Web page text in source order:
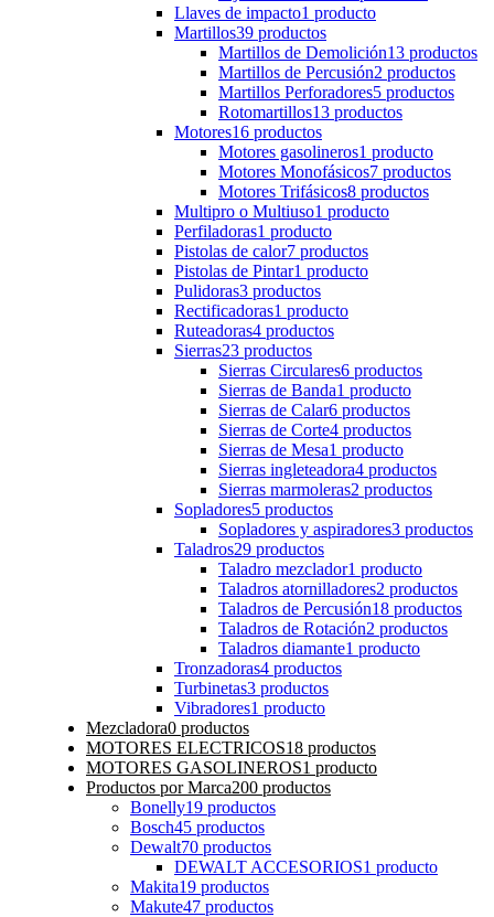
Llaves de impacto1 producto
Martillos39 productos
Martillos de Demolición13 productos
Martillos de Percusión2 productos
Martillos Perforadores5 productos
Rotomartillos13 productos
Motores16 productos
Motores gasolineros1 producto
Motores Monofásicos7 productos
Motores Trifásicos8 productos
Multipro o Multiuso1 producto
Perfiladoras1 producto
Pistolas de calor7 productos
Pistolas de Pintar1 producto
Pulidoras3 productos
Rectificadoras1 producto
Ruteadoras4 productos
Sierras23 productos
Sierras Circulares6 productos
Sierras de Banda1 producto
Sierras de Calar6 productos
Sierras de Corte4 productos
Sierras de Mesa1 producto
Sierras ingleteadora4 productos
Sierras marmoleras2 productos
Sopladores5 productos
Sopladores y aspiradores3 productos
Taladros29 productos
Taladro mezclador1 producto
Taladros atornilladores2 productos
Taladros de Percusión18 productos
Taladros de Rotación2 productos
Taladros diamante1 producto
Tronzadoras4 productos
Turbinetas3 productos
Vibradores1 producto
Mezcladora0 productos
MOTORES ELECTRICOS18 productos
MOTORES GASOLINEROS1 producto
Productos por Marca200 productos
Bonelly19 productos
Bosch45 productos
Dewalt70 productos
DEWALT ACCESORIOS1 producto
Makita19 productos
Makute47 productos